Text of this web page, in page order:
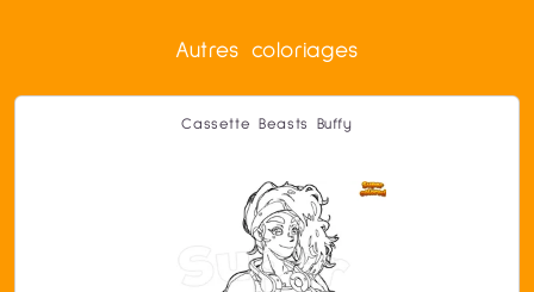
Autres coloriages
Cassette Beasts Buffy